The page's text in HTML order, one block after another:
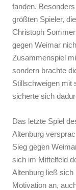
fanden.
größten Spieler,
Christoph
gegen Weimar
Zusammenspiel
sondern brachte
Stillschweigen mit
sicherte sich
Das letzte Spiel
Altenburg
Sieg gegen
sich im Mittelfeld
Altenburg ließ sich
Motivation an,